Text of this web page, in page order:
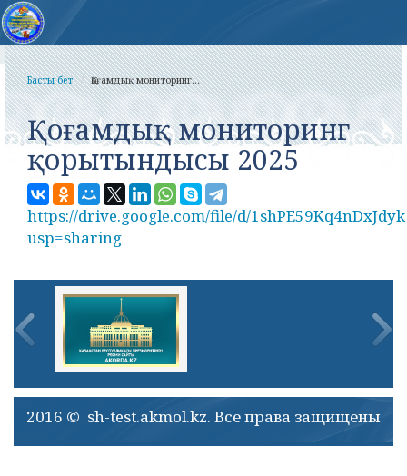
Басты бет Қоғамдық мониторинг...
Қоғамдық мониторинг
қорытындысы 2025
https://drive.google.com/file/d/
usp=sharing
2016 © sh-test.akmol.kz. Все права защищены